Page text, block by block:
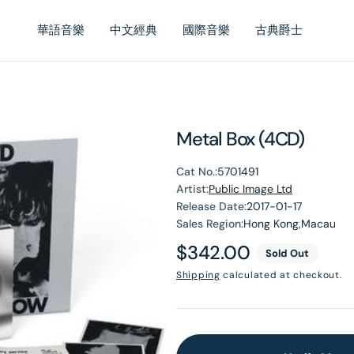
華語音樂 中文經典 國際音樂 古典爵士
Metal Box (4CD)
Cat No.:5701491
Artist:Public Image Ltd
Release Date:2017-01-17
Sales Region:Hong Kong,Macau
Regular
price
$342.00 Sold Out
Shipping calculated at checkout.